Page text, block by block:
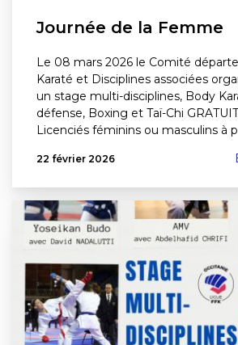
Journée de la Femme
Le 08 mars 2026 le Comité
Karaté et Disciplines associées
un stage multi-disciplines, Body
défense, Boxing et Taï-Chi
Licenciés féminins ou masculins à
22 février 2026